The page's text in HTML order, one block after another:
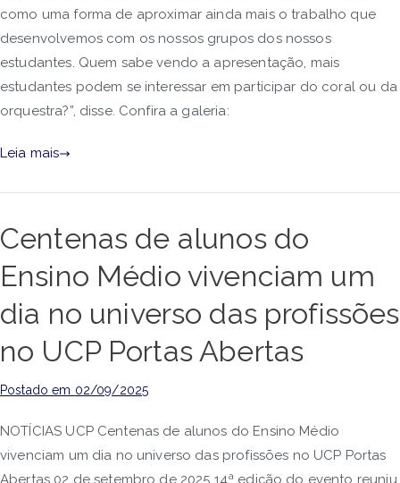
como uma forma de aproximar ainda mais o trabalho que
desenvolvemos com os nossos grupos dos nossos
estudantes. Quem sabe vendo a apresentação, mais
estudantes podem se interessar em participar do coral ou da
orquestra?”, disse. Confira a galeria:
Leia mais
Centenas de alunos do
Ensino Médio vivenciam um
dia no universo das profissões
no UCP Portas Abertas
Postado em 02/09/2025
NOTÍCIAS UCP Centenas de alunos do Ensino Médio
vivenciam um dia no universo das profissões no UCP Portas
Abertas 02 de setembro de 2025 14ª edição do evento reuniu,